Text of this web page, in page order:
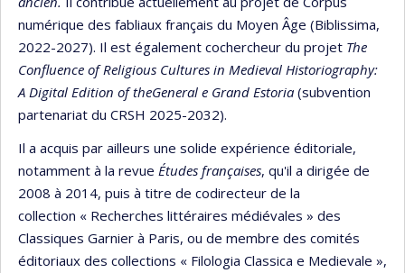
numérique des fabliaux français du Moyen Âge (Biblissima,
2022-2027). Il est également cochercheur du projet The
Confluence of Religious Cultures in Medieval Historiography:
A Digital Edition of theGeneral e Grand Estoria (subvention
partenariat du CRSH 2025-2032).
Il a acquis par ailleurs une solide expérience éditoriale,
notamment à la revue Études françaises, qu'il a dirigée de
2008 à 2014, puis à titre de codirecteur de la
collection « Recherches littéraires médiévales » des
Classiques Garnier à Paris, ou de membre des comités
éditoriaux des collections « Filologia Classica e Medievale »,